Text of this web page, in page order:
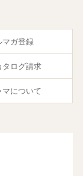
マガ登録
タログ請求
マについて